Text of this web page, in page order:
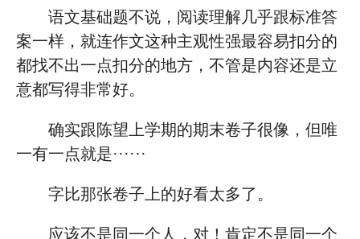
语文基础题不说，阅读理解几乎跟标准答
案一样，就连作文这种主观性强最容易扣分的
都找不出一点扣分的地方，不管是内容还是立
意都写得非常好。
确实跟陈望上学期的期末卷子很像，但唯
一有一点就是······
字比那张卷子上的好看太多了。
应该不是同一个人，对！肯定不是同一个